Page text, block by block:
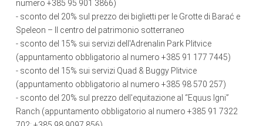
numero +385 95 901 3866)
- sconto del 20% sul prezzo dei biglietti per le Grotte di Barać e
Speleon – Il centro del patrimonio sotterraneo
- sconto del 15% sui servizi dell'Adrenalin Park Plitvice
(appuntamento obbligatorio al numero +385 91 177 7445)
- sconto del 15% sui servizi Quad & Buggy Plitvice
(appuntamento obbligatorio al numero +385 98 570 257)
- sconto del 20% sul prezzo dell'equitazione al “Equus Igni”
Ranch (appuntamento obbligatorio al numero +385 91 7322